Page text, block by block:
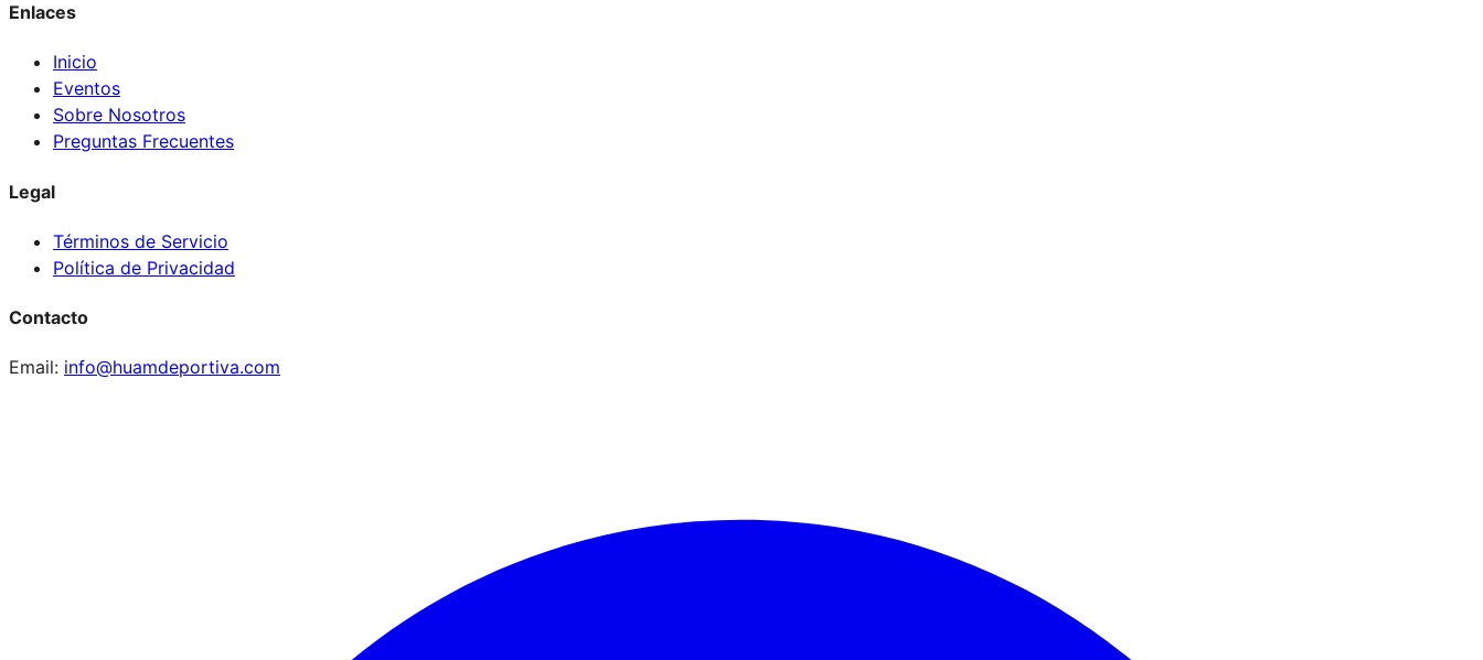
Enlaces
Inicio
Eventos
Sobre Nosotros
Preguntas Frecuentes
Legal
Términos de Servicio
Política de Privacidad
Contacto
Email: info@huamdeportiva.com